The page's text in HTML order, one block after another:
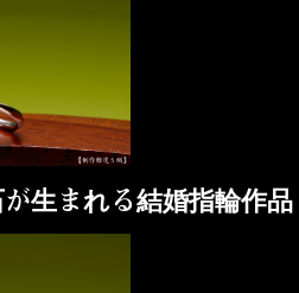
生まれる結婚指輪作品